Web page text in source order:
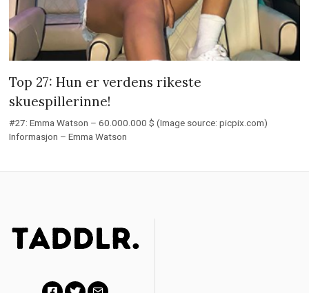
Top 27: Hun er verdens rikeste
skuespillerinne!
#27: Emma Watson – 60.000.000 $ (Image source: picpix.com)
Informasjon – Emma Watson